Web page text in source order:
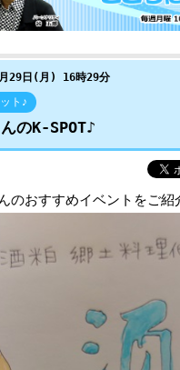
29日(月) 16時29分
ト♪
のK-SPOT♪
のおすすめイベントをご紹